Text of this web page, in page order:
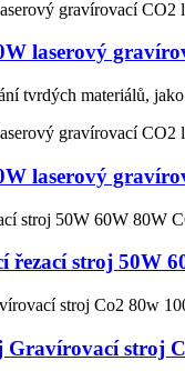
laserový
tvrdých materiálů,
laserový
řezací stroj 50W
Gravírovací stroj